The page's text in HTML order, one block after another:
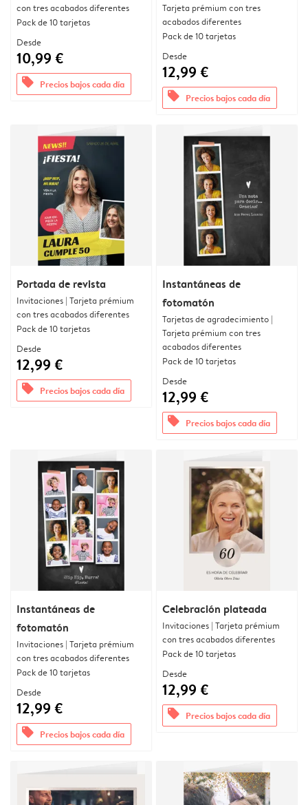
con tres acabados diferentes
Pack de 10 tarjetas
Desde
10,99 €
offers Precios bajos cada día
Tarjeta prémium con tres
acabados diferentes
Pack de 10 tarjetas
Desde
12,99 €
offers Precios bajos cada día
Portada de revista
Invitaciones | Tarjeta prémium
con tres acabados diferentes
Pack de 10 tarjetas
Desde
12,99 €
offers Precios bajos cada día
Instantáneas de
fotomatón
Tarjetas de agradecimiento |
Tarjeta prémium con tres
acabados diferentes
Pack de 10 tarjetas
Desde
12,99 €
offers Precios bajos cada día
Instantáneas de
fotomatón
Invitaciones | Tarjeta prémium
con tres acabados diferentes
Pack de 10 tarjetas
Desde
12,99 €
offers Precios bajos cada día
Celebración plateada
Invitaciones | Tarjeta prémium
con tres acabados diferentes
Pack de 10 tarjetas
Desde
12,99 €
offers Precios bajos cada día